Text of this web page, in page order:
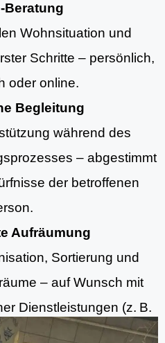
Beratung
Wohnsituation und
Schritte – persönlich,
oder online.
Begleitung
während des
– abgestimmt
der betroffenen
Aufräumung
Sortierung und
– auf Wunsch mit
Dienstleistungen (z. B.
und